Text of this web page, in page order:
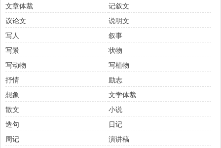
文章体裁
记叙文
议论文
说明文
写人
叙事
写景
状物
写动物
写植物
抒情
励志
想象
文学体裁
散文
小说
造句
日记
周记
演讲稿